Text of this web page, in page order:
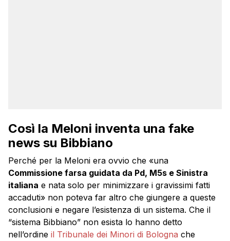
Così la Meloni inventa una fake
news su Bibbiano
Perché per la Meloni era ovvio che «una
Commissione farsa guidata da Pd, M5s e Sinistra
italiana e nata solo per minimizzare i gravissimi fatti
accaduti» non poteva far altro che giungere a queste
conclusioni e negare l’esistenza di un sistema. Che il
“sistema Bibbiano” non esista lo hanno detto
nell’ordine il Tribunale dei Minori di Bologna che